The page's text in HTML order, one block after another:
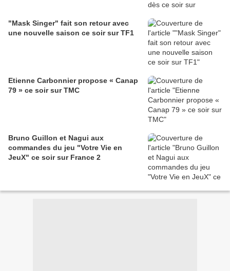
"Mask Singer" fait son retour avec
une nouvelle saison ce soir sur TF1
Etienne Carbonnier propose « Canap
79 » ce soir sur TMC
Bruno Guillon et Nagui aux
commandes du jeu "Votre Vie en
JeuX" ce soir sur France 2